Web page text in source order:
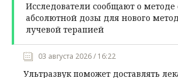
Исследователи сообщают о
абсолютной дозы для нового
лучевой терапией
03 августа 2026 / 16:22
Ультразвук поможет доставлять